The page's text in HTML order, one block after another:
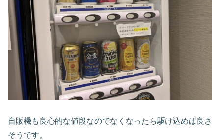
自販機も良心的な値段なのでなくなったら駆け込めば良さ
そうです。